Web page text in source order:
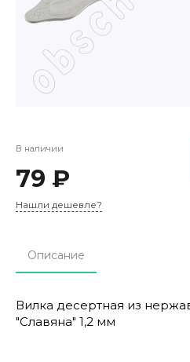
В наличии
79 ₽
Нашли дешевле?
Описание
Вилка десертная из
"Славяна" 1,2 мм